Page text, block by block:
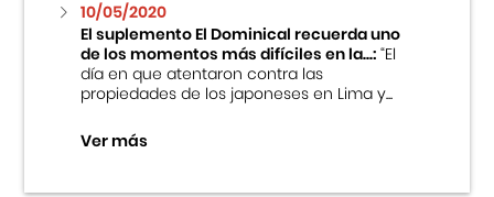
10/05/2020
El suplemento El Dominical recuerda uno
de los momentos más difíciles en la...:“El
día en que atentaron contra las
propiedades de los japoneses en Lima y...
Ver más